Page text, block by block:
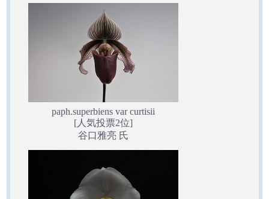
paph.superbiens var curtisii
[人気投票2位]
谷口雅亮 氏